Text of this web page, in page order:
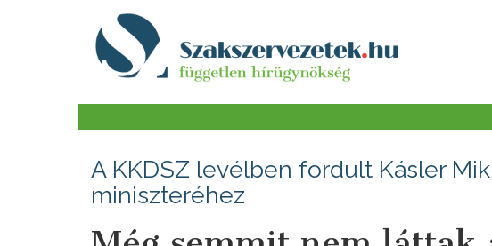
A KKDSZ levélben fordult Kásler
miniszteréhez